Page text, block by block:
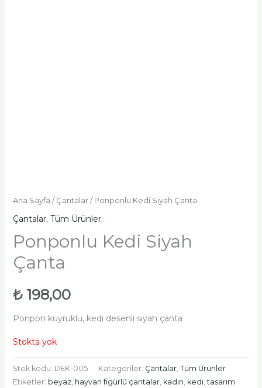
Ana Sayfa / Çantalar/ Ponponlu Kedi Siyah Çanta
Çantalar, Tüm Ürünler
Ponponlu Kedi Siyah
Çanta
₺198,00
Ponpon kuyruklu, kedi desenli siyah çanta
Stokta yok
Stok kodu: DEK-005 Kategoriler: Çantalar, Tüm Ürünler
Etiketler: beyaz, hayvan figürlü çantalar, kadın kedi,tasarım